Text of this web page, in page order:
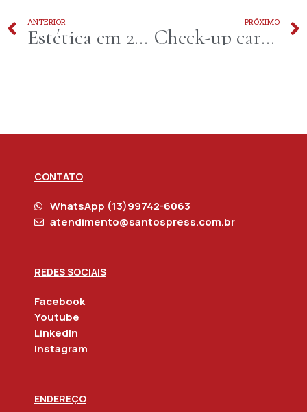
ANTERIOR
Estética em 2026 aposta em naturalidade, tecnologia avançada e recuperação mais rápida
PRÓXIMO
Check-up cardíaco para começar 2026: cardiologista explica quais exames realmente importam
CONTATO
WhatsApp (13)99742-6063
atendimento@santospress.com.br
REDES SOCIAIS
Facebook
Youtube
Linkedln
Instagram
ENDEREÇO